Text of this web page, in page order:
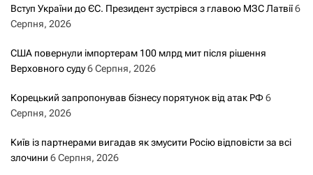
Вступ України до ЄС. Президент зустрівся з главою МЗС Латвії6
Серпня, 2026
США повернули імпортерам 100 млрд мит після рішення
Верховного суду6 Серпня, 2026
Корецький запропонував бізнесу порятунок від атак РФ6
Серпня, 2026
Київ із партнерами вигадав як змусити Росію відповісти за всі
злочини 6 Серпня, 2026